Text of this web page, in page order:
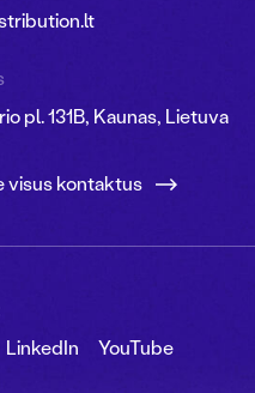
pl. 131B, Kaunas, Lietuva
visus kontaktus
LinkedIn YouTube